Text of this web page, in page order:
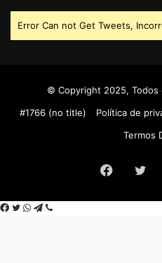
Error Can not Get Tweets,
© Copyright 2025, Todos
#1766 (no title)
Política de
Termos
Facebook
Twitter
WhatsApp
Telegram